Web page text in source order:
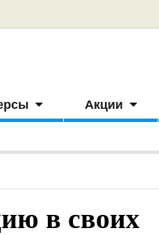
Акции
в своих